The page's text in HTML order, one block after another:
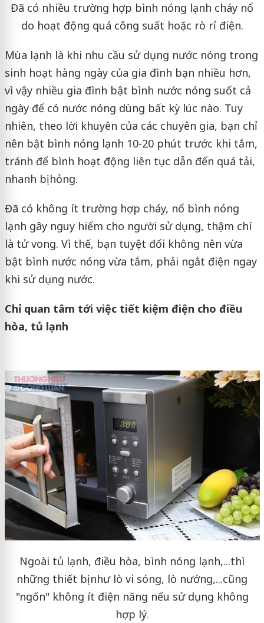
Đã có nhiều trường hợp bình nóng lạnh cháy nổ
do hoạt động quá công suất hoặc rò rỉ điện.
Mùa lạnh là khi nhu cầu sử dụng nước nóng trong
sinh hoạt hàng ngày của gia đình bạn nhiều hơn,
vì vậy nhiều gia đình bật bình nước nóng suốt cả
ngày để có nước nóng dùng bất kỳ lúc nào. Tuy
nhiên, theo lời khuyên của các chuyên gia, bạn chỉ
nên bật bình nóng lạnh 10-20 phút trước khi tắm,
tránh để bình hoạt động liên tục dẫn đến quá tải,
nhanh bị hỏng.
Đã có không ít trường hợp cháy, nổ bình nóng
lạnh gây nguy hiểm cho người sử dụng, thậm chí
là tử vong. Vì thế, bạn tuyệt đối không nên vừa
bật bình nước nóng vừa tắm, phải ngắt điện ngay
khi sử dụng nước.
Chỉ quan tâm tới việc tiết kiệm điện cho điều
hòa, tủ lạnh
Ngoài tủ lạnh, điều hòa, bình nóng lạnh,...thì
những thiết bị như lò vi sóng, lò nướng,...cũng
"ngốn" không ít điện năng nếu sử dụng không
hợp lý.